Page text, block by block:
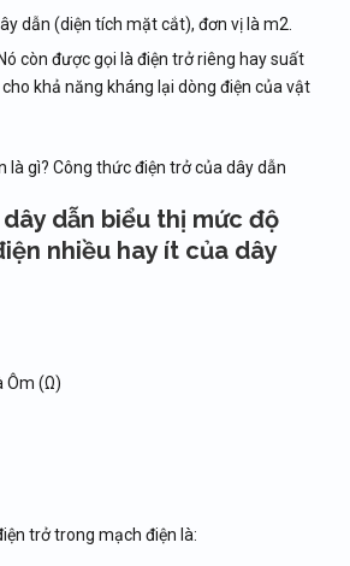
dẫn (diện tích mặt cắt), đơn vị là m2.
còn được gọi là điện trở riêng hay suất
khả năng kháng lại dòng điện của vật
dẫn biểu thị mức độ
nhiều hay ít của dây
Ôm (Ω)
trở trong mạch điện là: